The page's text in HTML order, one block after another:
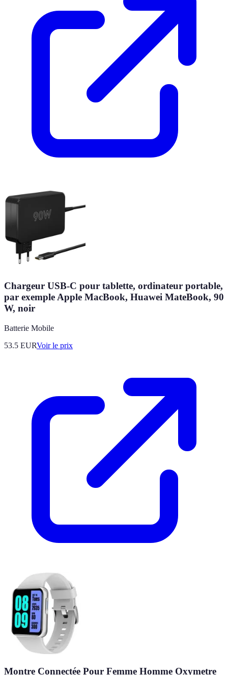
Chargeur USB-C pour tablette, ordinateur portable,
par exemple Apple MacBook, Huawei MateBook, 90
W, noir
Batterie Mobile
53.5 EURVoir le prix
Montre Connectée Pour Femme Homme Oxymetre